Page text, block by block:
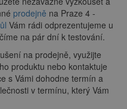
prodejně na Praze 4 -
Vám rádi odprezentujeme u
na pár dní k testování.
na prodejně, využijte
produktu nebo kontaktuje
s Vámi dohodne termín a
v termínu, který Vám